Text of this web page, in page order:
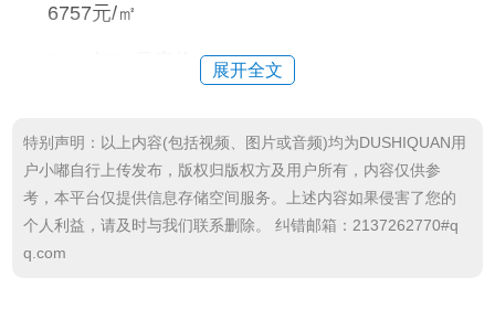
6757元/㎡
2013年06月房价
6890元/㎡
可以看到，2018年房价有一个极大的提升，之后
展开全文
特别声明：以上内容(包括视频、图片或音频)均为DUSHIQUAN用
户小嘟自行上传发布，版权归版权方及用户所有，内容仅供参
考，本平台仅提供信息存储空间服务。上述内容如果侵害了您的
个人利益，请及时与我们联系删除。 纠错邮箱：2137262770#q
q.com